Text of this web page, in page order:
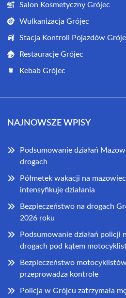
Salon Kosmetyczny Grójec
Wulkanizacja Grójec
Stacja Kontroli Pojazdów
Restauracje Grójec
Kebab Grójec
NAJNOWSZE WPISY
Podsumowanie działań
drogach
Półmetek wakacji na
intensyfikuje działania
Bezpieczeństwo na drogach
2026 roku
Podsumowanie działań policji
drogach pod kątem
Bezpieczeństwo
przeprowadza kontrole
Policja w Grójcu zatrzymała